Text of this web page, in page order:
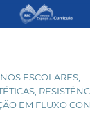
ESCOLARES,
EM FLUXO